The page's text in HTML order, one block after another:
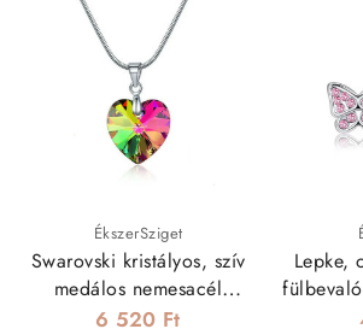
ÉkszerSziget
Swarovski kristályos, szív
medálos nemesacél
nyaklánc
6 520 Ft
Lepke,